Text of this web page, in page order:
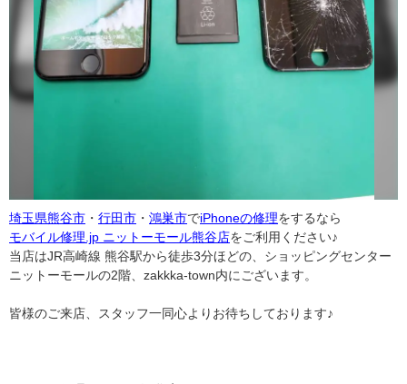
埼玉県熊谷市 ・ 行田市 ・ 鴻巣市でiPhoneの修理をするなら
モバイル修理.jp ニットーモール熊谷店をご利用ください♪
当店はJR高崎線 熊谷駅から徒歩3分ほどの、ショッピングセンター
ニットーモールの2階、zakkka-town内にございます。
皆様のご来店、スタッフ一同心よりお待ちしております♪